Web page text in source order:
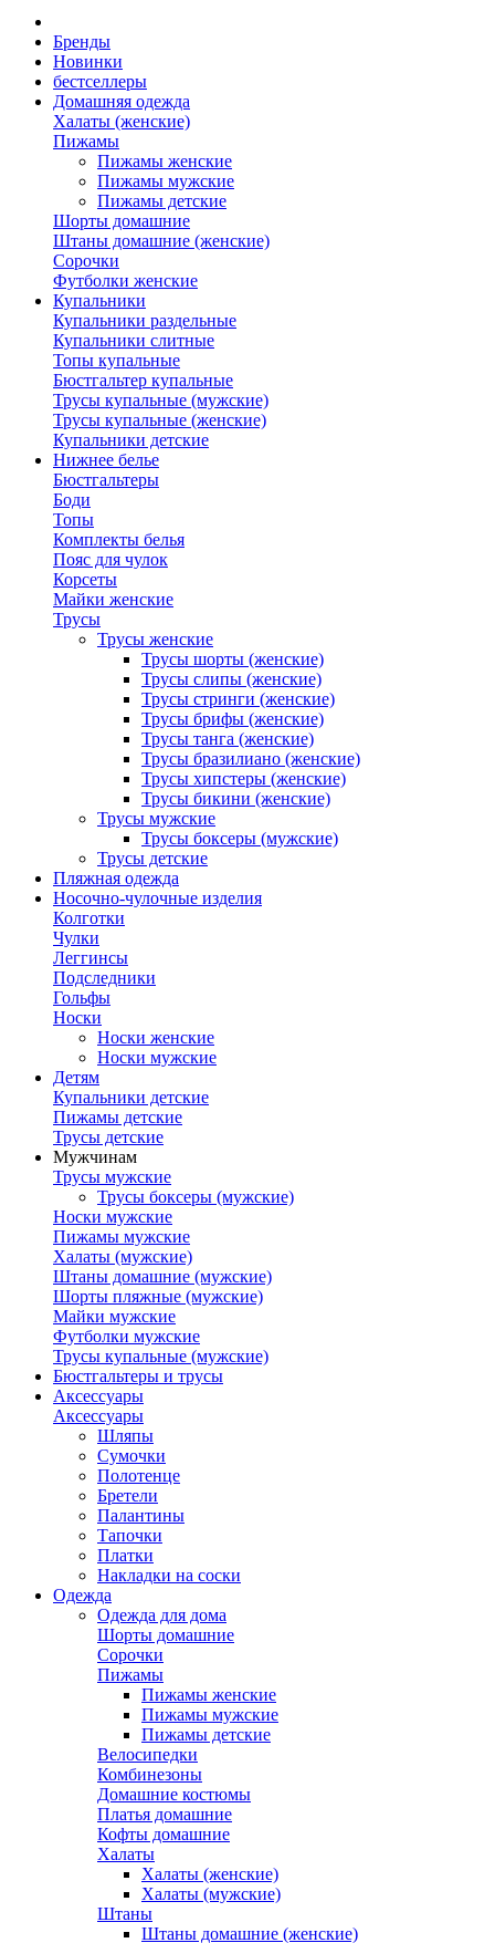
Бренды
Новинки
бестселлеры
Домашняя одежда
Халаты (женские)
Пижамы
Пижамы женские
Пижамы мужские
Пижамы детские
Шорты домашние
Штаны домашние (женские)
Сорочки
Футболки женские
Купальники
Купальники раздельные
Купальники слитные
Топы купальные
Бюстгальтер купальные
Трусы купальные (мужские)
Трусы купальные (женские)
Купальники детские
Нижнее белье
Бюстгальтеры
Боди
Топы
Комплекты белья
Пояс для чулок
Корсеты
Майки женские
Трусы
Трусы женские
Трусы шорты (женские)
Трусы слипы (женские)
Трусы стринги (женские)
Трусы брифы (женские)
Трусы танга (женские)
Трусы бразилиано (женские)
Трусы хипстеры (женские)
Трусы бикини (женские)
Трусы мужские
Трусы боксеры (мужские)
Трусы детские
Пляжная одежда
Носочно-чулочные изделия
Колготки
Чулки
Леггинсы
Подследники
Гольфы
Носки
Носки женские
Носки мужские
Детям
Купальники детские
Пижамы детские
Трусы детские
Мужчинам
Трусы мужские
Трусы боксеры (мужские)
Носки мужские
Пижамы мужские
Халаты (мужские)
Штаны домашние (мужские)
Шорты пляжные (мужские)
Майки мужские
Футболки мужские
Трусы купальные (мужские)
Бюстгальтеры и трусы
Аксессуары
Аксессуары
Шляпы
Сумочки
Полотенце
Бретели
Палантины
Тапочки
Платки
Накладки на соски
Одежда
Одежда для дома
Шорты домашние
Сорочки
Пижамы
Пижамы женские
Пижамы мужские
Пижамы детские
Велосипедки
Комбинезоны
Домашние костюмы
Платья домашние
Кофты домашние
Халаты
Халаты (женские)
Халаты (мужские)
Штаны
Штаны домашние (женские)